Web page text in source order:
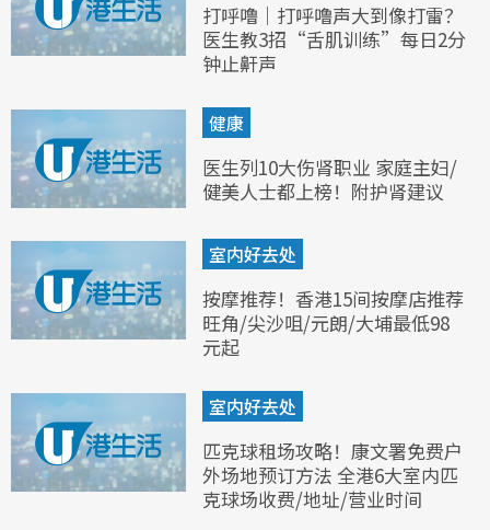
打呼噜｜打呼噜声大到像打雷？
医生教3招“舌肌训练”每日2分
钟止鼾声
健康
医生列10大伤肾职业 家庭主妇/
健美人士都上榜！附护肾建议
室内好去处
按摩推荐！香港15间按摩店推荐
旺角/尖沙咀/元朗/大埔最低98
元起
室内好去处
匹克球租场攻略！康文署免费户
外场地预订方法 全港6大室内匹
克球场收费/地址/营业时间